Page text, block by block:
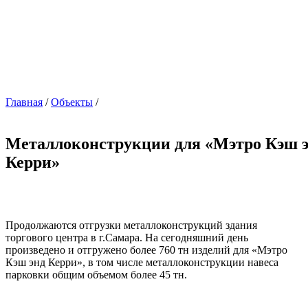
Главная /Объекты /
Металлоконструкции для «Мэтро Кэш
Керри»
Продолжаются отгрузки металлоконструкций здания
торгового центра в г.Самара. На сегодняшний день
произведено и отгружено более 760 тн изделий для «Мэтро
Кэш энд Керри», в том числе металлоконструкции навеса
парковки общим объемом более 45 тн.